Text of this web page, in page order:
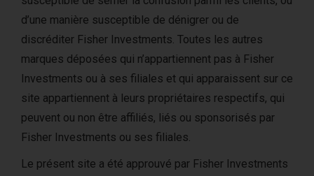
d’une manière susceptible de dénigrer ou de
discréditer Fisher Investments. Toutes les autres
marques déposées qui n’appartiennent pas à Fisher
Investments ou à ses filiales et qui apparaissent sur ce
site appartiennent à leurs propriétaires respectifs, qui
peuvent ou non être affiliés, liés ou sponsorisés par
Fisher Investments ou ses filiales.
Le présent site a été approuvé par Fisher Investments